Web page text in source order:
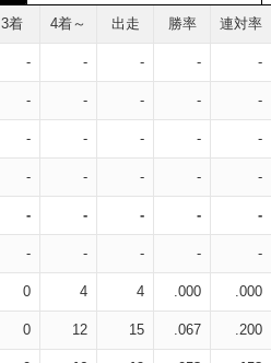
3着 4着～ 出走 勝率 連対率
- - - - -
- - - - -
- - - - -
- - - - -
- - - - -
- - - - -
0 4 4 .000 .000
0 12 15 .067 .200